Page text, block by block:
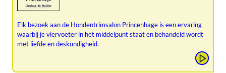
Elk bezoek aan de Hondentrimsalon Princenhage is een ervaring
waarbij je viervoeter in het middelpunt staat en behandeld wordt
met liefde en deskundigheid.